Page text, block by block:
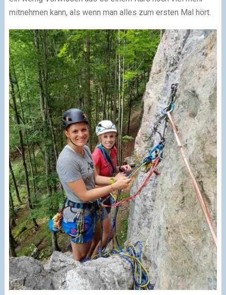
mitnehmen kann, als wenn man alles zum ersten Mal hört.